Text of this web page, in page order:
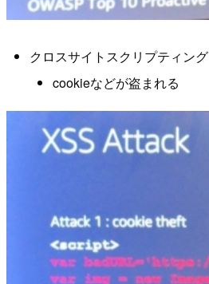
クロスサイトスクリプティング
cookieなどが盗まれる